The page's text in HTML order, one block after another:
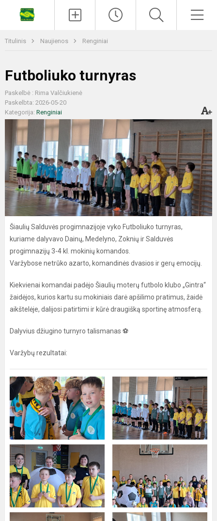
Titulinis Naujienos Renginiai
Futboliuko turnyras
Paskelbė : Rima Valčiukienė
Paskelbta: 2026-05-20
Kategorija: Renginiai
Šiaulių Salduvės progimnazijoje vyko Futboliuko turnyras,
kuriame dalyvavo Dainų, Medelyno, Zoknių ir Salduvės
progimnazijų 3-4 kl. mokinių komandos.
Varžybose netrūko azarto, komandinės dvasios ir gerų emocijų.
Kiekvienai komandai padėjo Šiaulių moterų futbolo klubo „Gintra“
žaidėjos, kurios kartu su mokiniais darė apšilimo pratimus, žaidė
aikštelėje, dalijosi patirtimi ir kūrė draugišką sportinę atmosferą.
Dalyvius džiugino turnyro talismanas ⚽️
Varžybų rezultatai: